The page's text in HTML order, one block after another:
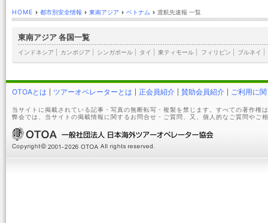
HOME › 都市別安全情報 › 東南アジア › ベトナム › 渡航先速報 一覧
東南アジア 各国一覧
インドネシア カンボジア シンガポール タイ 東ティモール フィリピン ブルネイ
OTOAとは ツアーオペレーターとは 正会員紹介 賛助会員紹介 ご利用に
当サイトに掲載されている記事・写真の無断転写・複製を禁じます。すべての著作権
弊会では、当サイトの掲載情報に関するお問合せ・ご質問、又、個人的なご質問やご